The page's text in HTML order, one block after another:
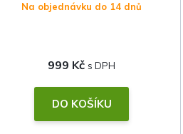
Na objednávku do 14 dnů
999 Kč
DO KOŠÍKU